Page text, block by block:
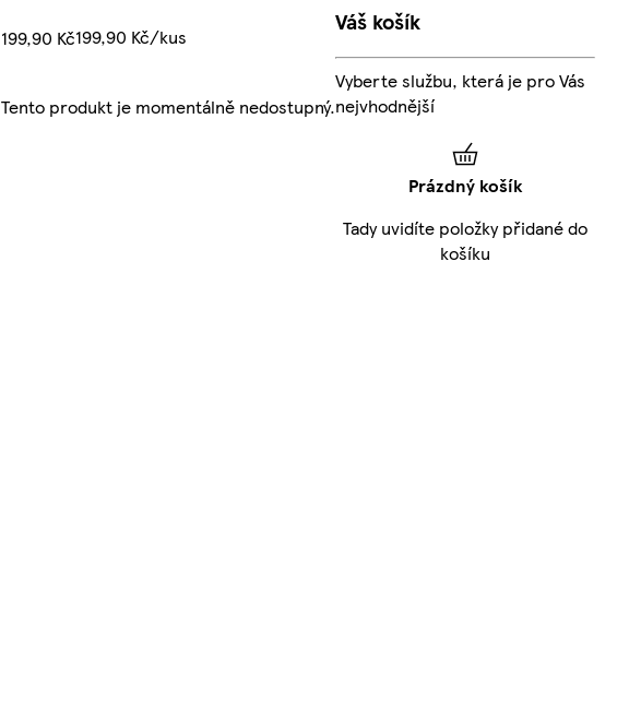
199,90 Kč199,90 Kč/kus
Tento produkt je momentálně nedostupný.
Váš košík
Vyberte službu, která je pro Vás
nejvhodnější
Prázdný košík
Tady uvidíte položky přidané do
košíku